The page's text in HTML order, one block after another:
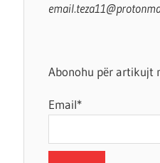
Abonohu për artikujt
Email*